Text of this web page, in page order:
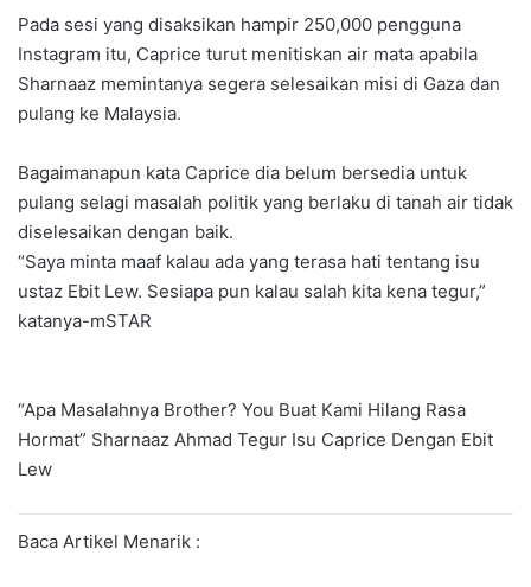
Pada sesi yang disaksikan hampir 250,000 pengguna
Instagram itu, Caprice turut menitiskan air mata apabila
Sharnaaz memintanya segera selesaikan misi di Gaza dan
pulang ke Malaysia.
Bagaimanapun kata Caprice dia belum bersedia untuk
pulang selagi masalah politik yang berlaku di tanah air tidak
diselesaikan dengan baik.
“Saya minta maaf kalau ada yang terasa hati tentang isu
ustaz Ebit Lew. Sesiapa pun kalau salah kita kena tegur,”
katanya-mSTAR
“Apa Masalahnya Brother? You Buat Kami Hilang Rasa
Hormat” Sharnaaz Ahmad Tegur Isu Caprice Dengan Ebit
Lew
Baca Artikel Menarik :